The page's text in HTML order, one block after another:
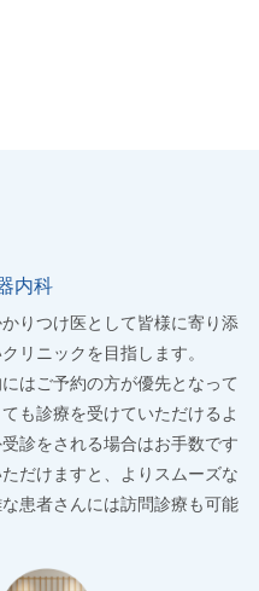
内科
りつけ医として皆様に寄り添
リニックを目指します。
はご予約の方が優先となって
も診療を受けていただけるよ
診をされる場合はお手数です
だけますと、よりスムーズな
患者さんには訪問診療も可能